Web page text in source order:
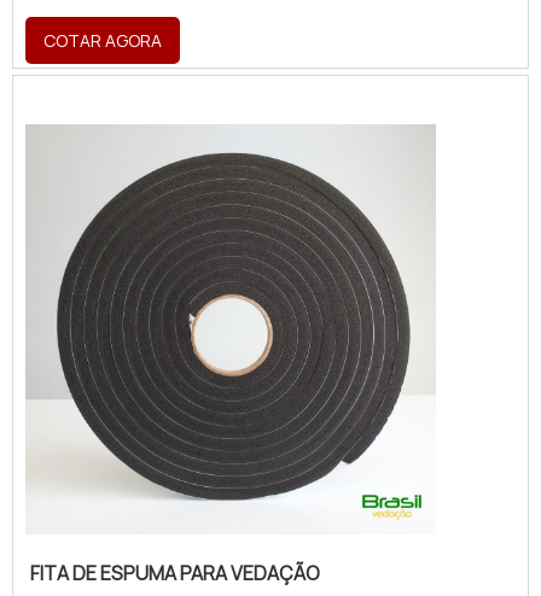
descobrindo a maior referência de qualidade
da área de atuação. Quando a busca é por
fita de espuma para vedação branca, com a
ou amarelam. MAIS SOBRE FITA DE ESPUM...
COTAR AGORA
FITA DE ESPUMA PARA VEDAÇÃO